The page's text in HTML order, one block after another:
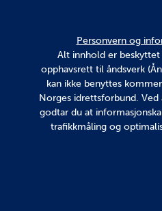
Personvern og
Alt innhold er
opphavsrett til åndsverk
kan ikke benyttes
Norges idrettsforbund.
godtar du at
trafikkmåling og